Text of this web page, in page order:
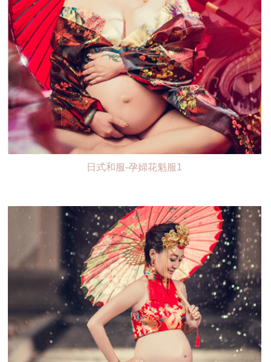
日式和服-孕婦花魁服1